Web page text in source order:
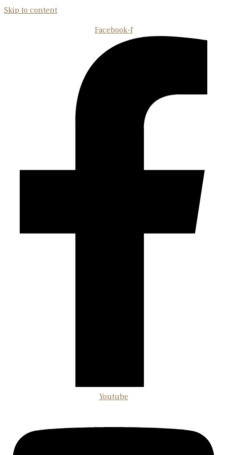
Skip to content
Facebook-f
Youtube